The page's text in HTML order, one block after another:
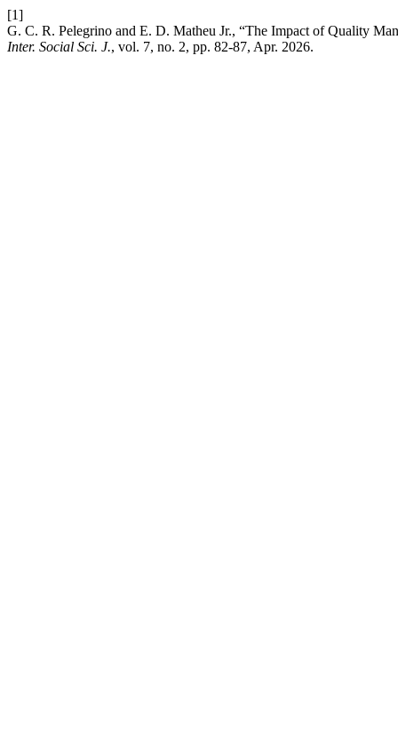
[1]
G. C. R. Pelegrino and E. D. Matheu Jr., “The Impact of Quality
Inter. Social Sci. J., vol. 7, no. 2, pp. 82-87, Apr. 2026.